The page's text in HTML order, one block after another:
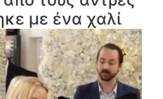
με ένα χαλί